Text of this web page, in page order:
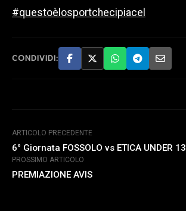
#questoèlosportchecipiacel
CONDIVIDI:
ARTICOLO PRECEDENTE
6° Giornata FOSSOLO vs ETICA UNDER 13
PROSSIMO ARTICOLO
PREMIAZIONE AVIS